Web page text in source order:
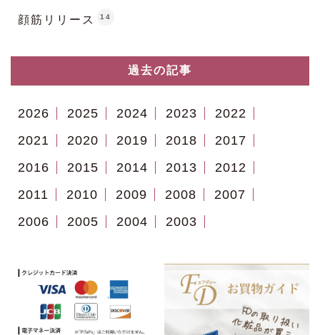
顔筋リリース 14
過去の記事
2026 2025 2024 2023
2022
2021
2020 2019 2018
2017
2016
2015 2014 2013
2012
2011
2010 2009 2008
2007
2006
2005 2004 2003